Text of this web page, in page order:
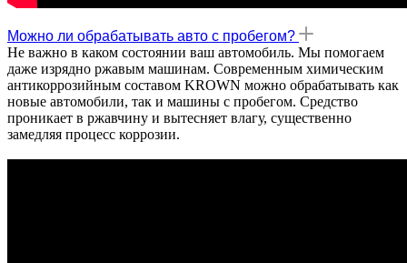
Можно ли обрабатывать авто с пробегом?
Не важно в каком состоянии ваш автомобиль. Мы помогаем
даже изрядно ржавым машинам. Современным химическим
антикоррозийным составом KROWN можно обрабатывать как
новые автомобили, так и машины с пробегом. Средство
проникает в ржавчину и вытесняет влагу, существенно
замедляя процесс коррозии.